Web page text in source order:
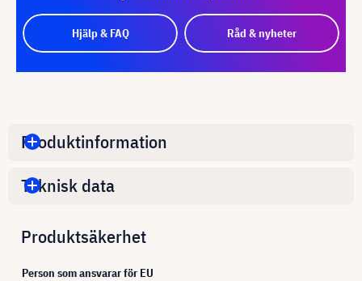
Hjälp & FAQ Råd & nyheter
Produktinformation
Teknisk data
Produktsäkerhet
Person som ansvarar för EU